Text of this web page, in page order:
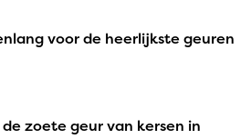
voor de heerlijkste geuren
zoete geur van kersen in